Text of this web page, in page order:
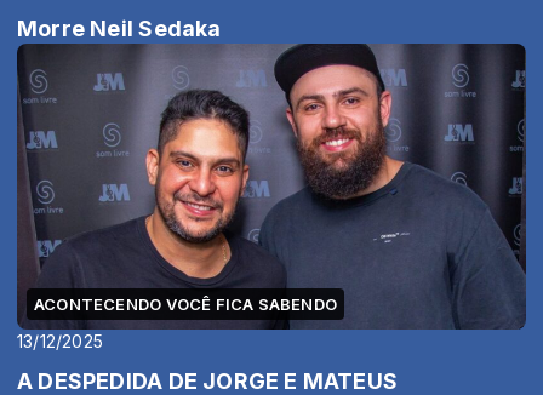
Morre Neil Sedaka
ACONTECENDO VOCÊ FICA SABENDO
13/12/2025
A DESPEDIDA DE JORGE E MATEUS